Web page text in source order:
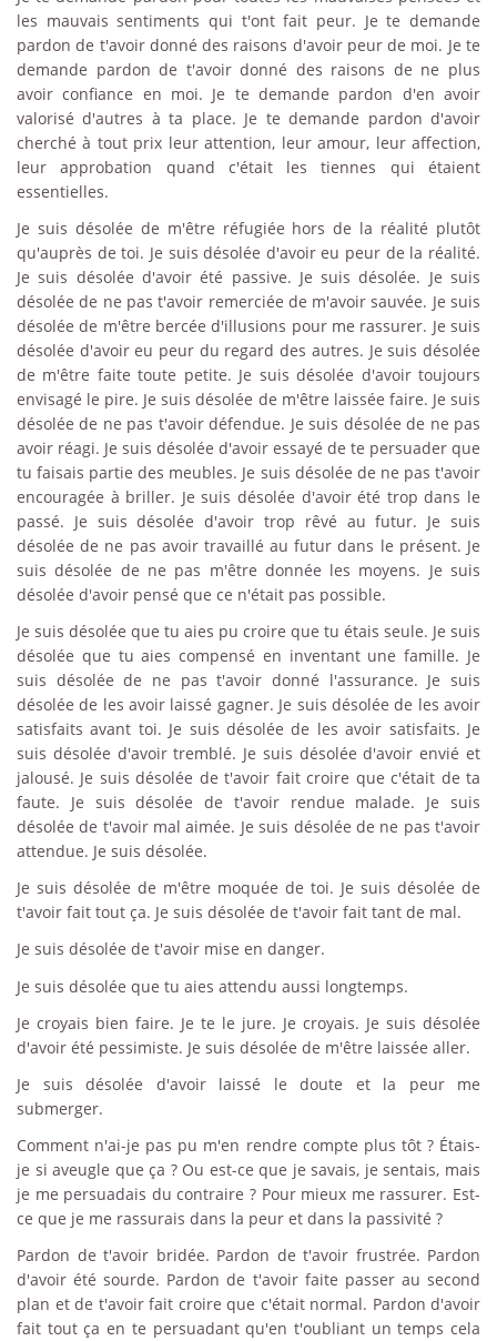
les mauvais sentiments qui t'ont fait peur. Je te demande
pardon de t'avoir donné des raisons d'avoir peur de moi. Je te
demande pardon de t'avoir donné des raisons de ne plus
avoir confiance en moi. Je te demande pardon d'en avoir
valorisé d'autres à ta place. Je te demande pardon d'avoir
cherché à tout prix leur attention, leur amour, leur affection,
leur approbation quand c'était les tiennes qui étaient
essentielles.
Je suis désolée de m'être réfugiée hors de la réalité plutôt
qu'auprès de toi. Je suis désolée d'avoir eu peur de la réalité.
Je suis désolée d'avoir été passive. Je suis désolée. Je suis
désolée de ne pas t'avoir remerciée de m'avoir sauvée. Je suis
désolée de m'être bercée d'illusions pour me rassurer. Je suis
désolée d'avoir eu peur du regard des autres. Je suis désolée
de m'être faite toute petite. Je suis désolée d'avoir toujours
envisagé le pire. Je suis désolée de m'être laissée faire. Je suis
désolée de ne pas t'avoir défendue. Je suis désolée de ne pas
avoir réagi. Je suis désolée d'avoir essayé de te persuader que
tu faisais partie des meubles. Je suis désolée de ne pas t'avoir
encouragée à briller. Je suis désolée d'avoir été trop dans le
passé. Je suis désolée d'avoir trop rêvé au futur. Je suis
désolée de ne pas avoir travaillé au futur dans le présent. Je
suis désolée de ne pas m'être donnée les moyens. Je suis
désolée d'avoir pensé que ce n'était pas possible.
Je suis désolée que tu aies pu croire que tu étais seule. Je suis
désolée que tu aies compensé en inventant une famille. Je
suis désolée de ne pas t'avoir donné l'assurance. Je suis
désolée de les avoir laissé gagner. Je suis désolée de les avoir
satisfaits avant toi. Je suis désolée de les avoir satisfaits. Je
suis désolée d'avoir tremblé. Je suis désolée d'avoir envié et
jalousé. Je suis désolée de t'avoir fait croire que c'était de ta
faute. Je suis désolée de t'avoir rendue malade. Je suis
désolée de t'avoir mal aimée. Je suis désolée de ne pas t'avoir
attendue. Je suis désolée.
Je suis désolée de m'être moquée de toi. Je suis désolée de
t'avoir fait tout ça. Je suis désolée de t'avoir fait tant de mal.
Je suis désolée de t'avoir mise en danger.
Je suis désolée que tu aies attendu aussi longtemps.
Je croyais bien faire. Je te le jure. Je croyais. Je suis désolée
d'avoir été pessimiste. Je suis désolée de m'être laissée aller.
Je suis désolée d'avoir laissé le doute et la peur me
submerger.
Comment n'ai-je pas pu m'en rendre compte plus tôt ? Étais-
je si aveugle que ça ? Ou est-ce que je savais, je sentais, mais
je me persuadais du contraire ? Pour mieux me rassurer. Est-
ce que je me rassurais dans la peur et dans la passivité ?
Pardon de t'avoir bridée. Pardon de t'avoir frustrée. Pardon
d'avoir été sourde. Pardon de t'avoir faite passer au second
plan et de t'avoir fait croire que c'était normal. Pardon d'avoir
fait tout ça en te persuadant qu'en t'oubliant un temps cela